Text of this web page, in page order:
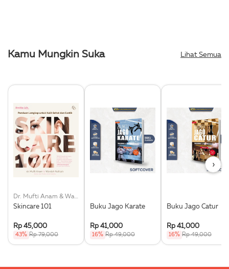
Kamu Mungkin Suka Lihat Semua
Dr. Mufti Anam & Wardah Nafisah
Skincare 101
Rp 45,000
43% Rp 79,000
Buku Jago Karate
Rp 41,000
16% Rp 49,000
Buku Jago Catur
Rp 41,000
16% Rp 49,000
›